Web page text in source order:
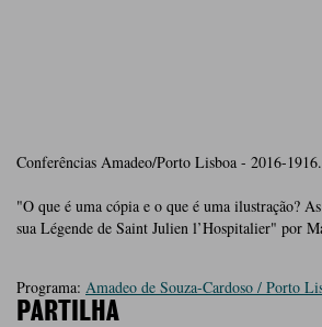
Conferências Amadeo/Porto Lisboa - 2016-1916.
"O que é uma cópia e o que é uma ilustração?
sua Légende de Saint Julien l’Hospitalier" por
Programa: Amadeo de Souza-Cardoso / Porto
PARTILHA